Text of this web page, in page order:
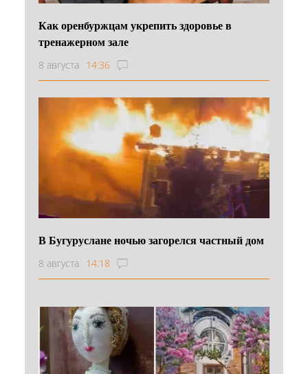
Как оренбуржцам укрепить здоровье в
тренажерном зале
8 августа 14:36
В Бугуруслане ночью загорелся частный дом
8 августа 14:18